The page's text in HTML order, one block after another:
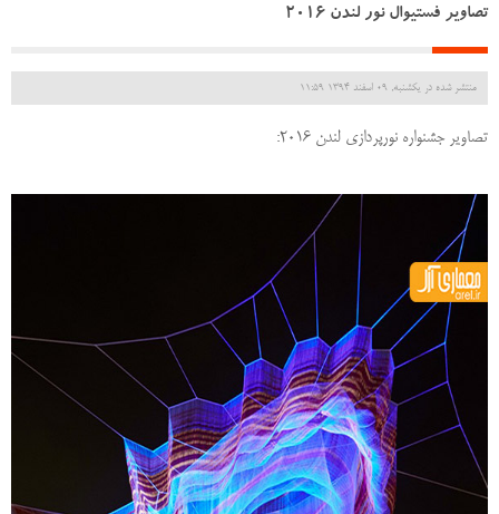
تصاویر فستیوال نور لندن 2016
منتشر شده در یکشنبه, 09 اسفند 1394 11:59
تصاویر جشنواره نورپردازی لندن 2016: